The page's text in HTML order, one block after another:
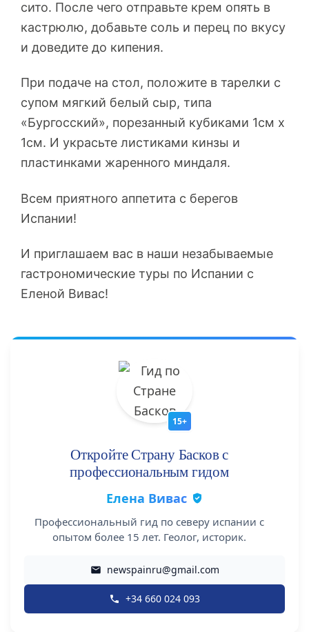
сито. После чего отправьте крем опять в
кастрюлю, добавьте соль и перец по вкусу
и доведите до кипения.
При подаче на стол, положите в тарелки с
супом мягкий белый сыр, типа
«Бургосский», порезанный кубиками 1см х
1см. И украсьте листиками кинзы и
пластинками жаренного миндаля.
Всем приятного аппетита с берегов
Испании!
И приглашаем вас в наши незабываемые
гастрономические туры по Испании с
Еленой Вивас!
15+
Откройте Страну Басков с
профессиональным гидом
Елена Вивас
Профессиональный гид по северу испании с
опытом более 15 лет. Геолог, историк.
newspainru@gmail.com
+34 660 024 093